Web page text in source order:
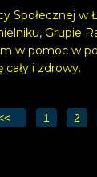
Społecznej
Grupie
w pomoc w
i zdrowy.
1 2